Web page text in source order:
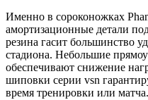
Именно в сороконожках
амортизационные детали
резина гасит большинство
стадиона. Небольшие
обеспечивают снижение
шиповки серии vsn
время тренировки или матча.